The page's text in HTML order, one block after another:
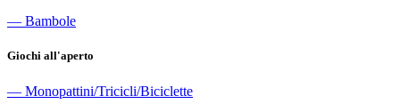
― Bambole
Giochi all'aperto
― Monopattini/Tricicli/Biciclette